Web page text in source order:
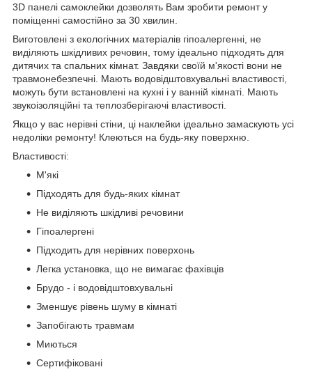
3D панелі самоклейки дозволять Вам зробити ремонт у
поміщенні самостійно за 30 хвилин.
Виготовлені з екологічних матеріалів гіпоалергенні, не
виділяють шкідливих речовин, тому ідеально підходять для
дитячих та спальних кімнат. Завдяки своїй м'якості вони не
травмонебезпечні. Мають водовідштовхувальні властивості,
можуть бути встановлені на кухні і у ванній кімнаті. Мають
звукоізоляційні та теплозберігаючі властивості.
Якщо у вас нерівні стіни, ці наклейки ідеально замаскують усі
недоліки ремонту! Клеються на будь-яку поверхню.
Властивості:
М'які
Підходять для будь-яких кімнат
Не виділяють шкідливі речовини
Гіпоалергені
Підходить для нерівних поверхонь
Легка установка, що не вимагає фахівців
Брудо - і водовідштовхувальні
Зменшує рівень шуму в кімнаті
Запобігають травмам
Миються
Сертифіковані